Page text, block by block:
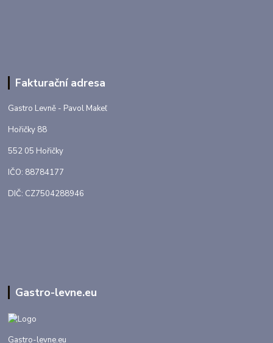
Fakturační adresa
Gastro Levně - Pavol Makeľ
Hořičky 88
552 05 Hořičky
IČO: 88784177
DIČ: CZ7504288946
Gastro-levne.eu
Gastro-levne.eu